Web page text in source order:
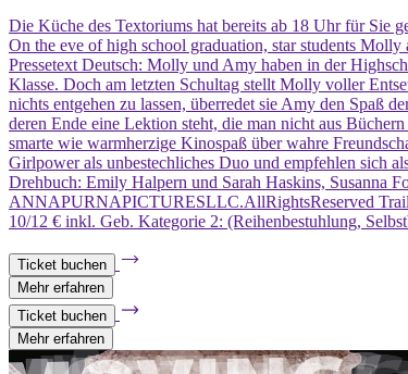
Die Küche des Textoriums hat bereits ab 18 Uhr für Sie
On the eve of high school graduation, star students
Pressetext Deutsch: Molly und Amy haben in der
Klasse. Doch am letzten Schultag stellt Molly voller
nichts entgehen zu lassen, überredet sie Amy den Spaß
deren Ende eine Lektion steht, die man nicht aus
smarte wie warmherzige Kinospaß über wahre
Girlpower als unbestechliches Duo und empfehlen sich
Drehbuch: Emily Halpern und Sarah Haskins, Susanna
ANNAPURNAPICTURESLLC.AllRightsReserved
10/12 € inkl. Geb. Kategorie 2: (Reihenbestuhlung,
Ticket buchen
Mehr erfahren
Ticket buchen
Mehr erfahren